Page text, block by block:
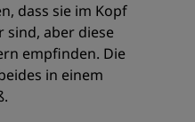
dass sie im Kopf
sind, aber diese
empfinden. Die
in einem